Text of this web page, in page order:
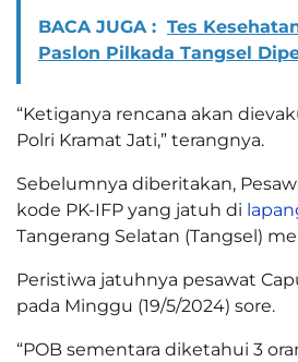
BACA JUGA : Tes
Paslon Pilkada Tangsel
“Ketiganya rencana akan
Polri Kramat Jati,” terangnya.
Sebelumnya diberitakan,
kode PK-IFP yang jatuh di
Tangerang Selatan (Tangsel)
Peristiwa jatuhnya pesawat
pada Minggu (19/5/2024) sore.
“POB sementara diketahui 3